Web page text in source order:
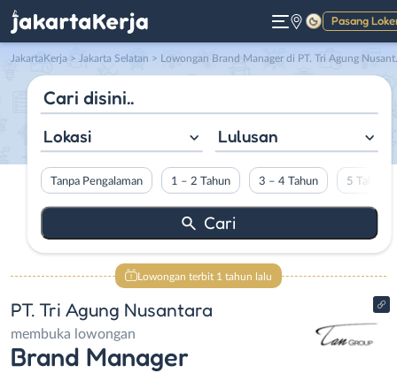
Pasang
Gelap
JakartaKerja > Jakarta Selatan > Lowongan Brand Manager di PT. Tri Agung Nusantara
Lokasi Lulusan
Tanpa Pengalaman 1 – 2 Tahun 3 – 4 Tahun 5 Tahun
Lowongan terbit 1 tahun lalu
PT. Tri Agung Nusantara
membuka lowongan
Brand Manager